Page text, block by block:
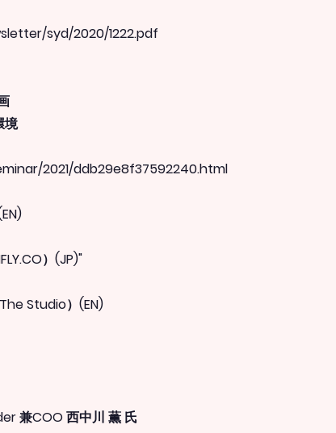
syd/2020/1222.pdf
境
2021/ddb29e8f37592240.html
）(JP)"
Studio）(EN)
兼COO 西中川 薫 氏